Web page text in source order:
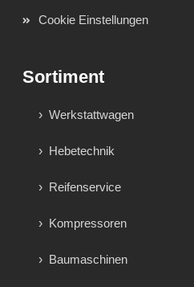
Cookie Einstellungen
Sortiment
Werkstattwagen
Hebetechnik
Reifenservice
Kompressoren
Baumaschinen